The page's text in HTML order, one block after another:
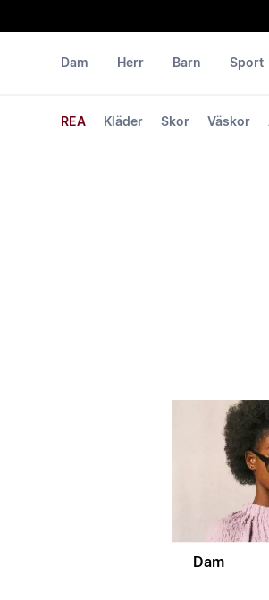
Dam
REA Kläder Skor Väskor
Herr Barn Sport
Dam